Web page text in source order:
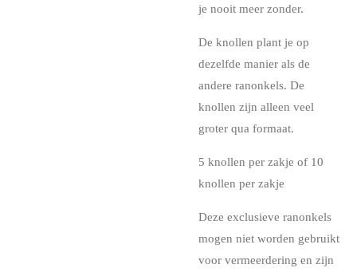
je nooit meer zonder.
De knollen plant je op
dezelfde manier als de
andere ranonkels. De
knollen zijn alleen veel
groter qua formaat.
5 knollen per zakje of 10
knollen per zakje
Deze exclusieve ranonkels
mogen niet worden gebruikt
voor vermeerdering en zijn